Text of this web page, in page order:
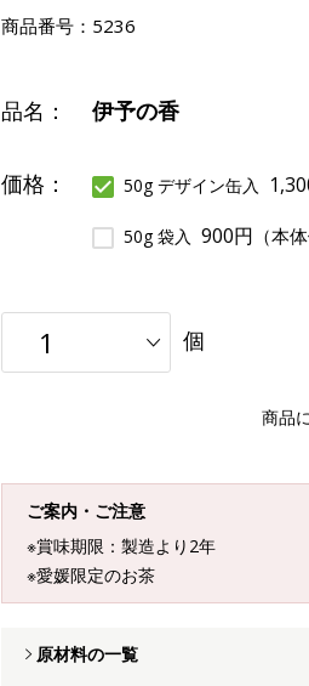
商品番号： 5236
品名： 伊予の香
価格： 50g デザイン缶入
50g 袋入 900円 （本
個
商品
ご案内・ご注意
※賞味期限：製造より2年
※愛媛限定のお茶
原材料の一覧